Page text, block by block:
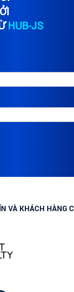
HUB-JS
VÀ KHÁCH HÀNG